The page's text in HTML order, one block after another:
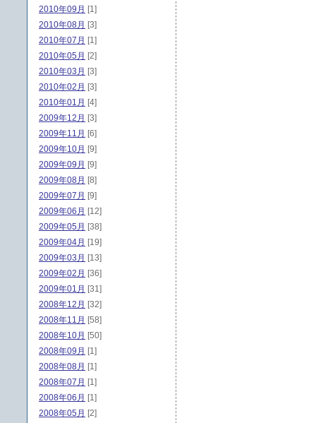
2010年09月 [1]
2010年08月 [3]
2010年07月 [1]
2010年05月 [2]
2010年03月 [3]
2010年02月 [3]
2010年01月 [4]
2009年12月 [3]
2009年11月 [6]
2009年10月 [9]
2009年09月 [9]
2009年08月 [8]
2009年07月 [9]
2009年06月 [12]
2009年05月 [38]
2009年04月 [19]
2009年03月 [13]
2009年02月 [36]
2009年01月 [31]
2008年12月 [32]
2008年11月 [58]
2008年10月 [50]
2008年09月 [1]
2008年08月 [1]
2008年07月 [1]
2008年06月 [1]
2008年05月 [2]